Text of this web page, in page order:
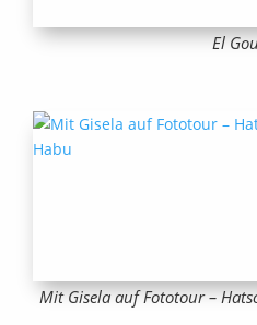
El
Mit Gisela auf Fototour –